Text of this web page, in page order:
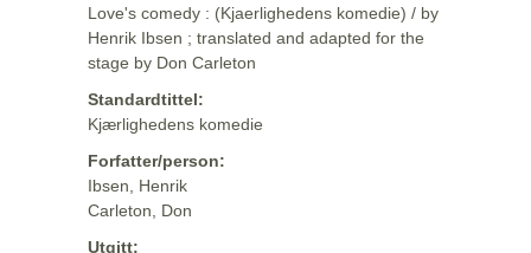
Love's comedy : (Kjaerlighedens komedie) / by
Henrik Ibsen ; translated and adapted for the
stage by Don Carleton
Standardtittel:
Kjærlighedens komedie
Forfatter/person:
Ibsen, Henrik
Carleton, Don
Utgitt: